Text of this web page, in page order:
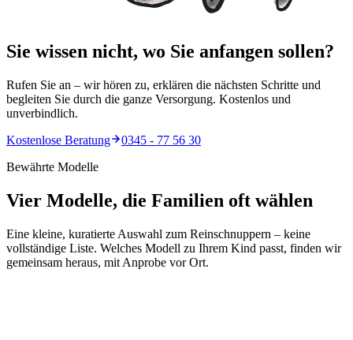
Sie wissen nicht, wo Sie anfangen sollen?
Rufen Sie an – wir hören zu, erklären die nächsten Schritte und
begleiten Sie durch die ganze Versorgung. Kostenlos und
unverbindlich.
Kostenlose Beratung
0345 - 77 56 30
Bewährte Modelle
Vier Modelle, die Familien oft wählen
Eine kleine, kuratierte Auswahl zum Reinschnuppern – keine
vollständige Liste. Welches Modell zu Ihrem Kind passt, finden wir
gemeinsam heraus, mit Anprobe vor Ort.